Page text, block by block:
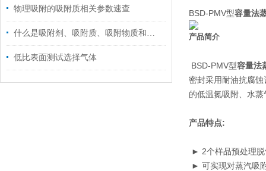
物理吸附的吸附质相关参数速查
什么是吸附剂、吸附质、吸附物质和吸附空间？
低比表面测试选择气体
BSD-PMV型容量法
产品简介
BSD-PMV型容量法
密封采用耐油抗腐
的低温氮吸附、水
产品特点:
► 2个样品预处理脱
► 可实现对蒸汽吸